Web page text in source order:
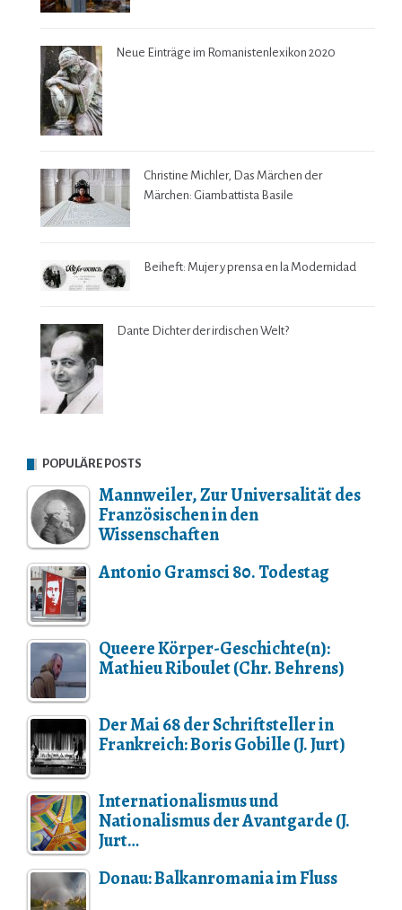
Neue Einträge im Romanistenlexikon 2020
Christine Michler, Das Märchen der
Märchen: Giambattista Basile
Beiheft: Mujer y prensa en la Modernidad
Dante Dichter der irdischen Welt?
POPULÄRE POSTS
Mannweiler, Zur Universalität des
Französischen in den
Wissenschaften
Antonio Gramsci 80. Todestag
Queere Körper-Geschichte(n):
Mathieu Riboulet (Chr. Behrens)
Der Mai 68 der Schriftsteller in
Frankreich: Boris Gobille (J. Jurt)
Internationalismus und
Nationalismus der Avantgarde (J.
Jurt…
Donau: Balkanromania im Fluss